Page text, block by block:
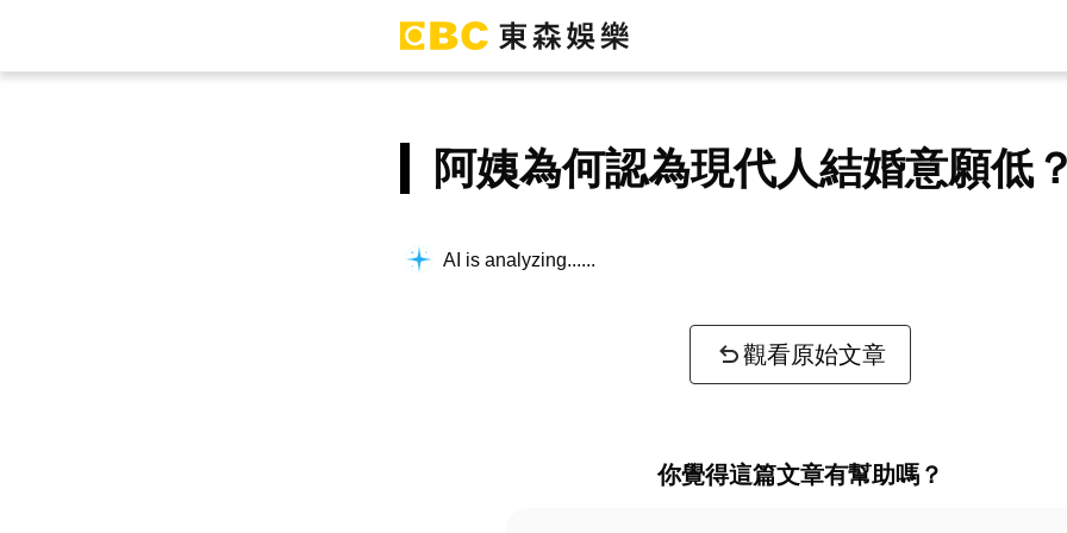
阿姨為何認為現代人結婚意願低
AI is analyzing...
觀看原始文章
你覺得這篇文章有幫助嗎？